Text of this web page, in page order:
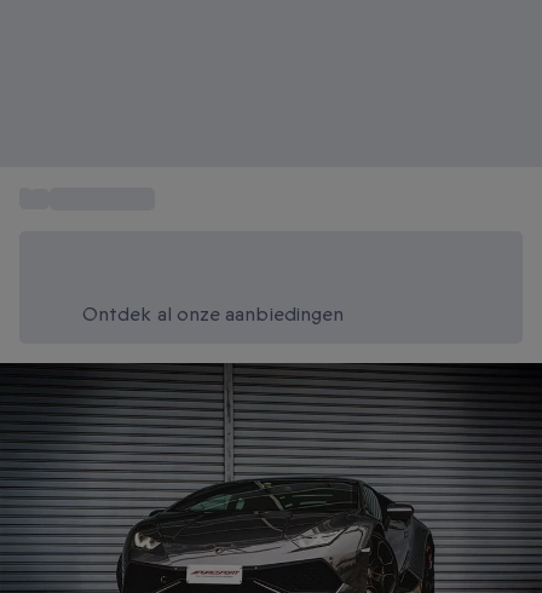
Ontdek al onze aanbiedingen